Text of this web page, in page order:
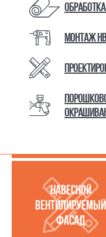
Монтаж
КАТАЛОГ
УСЛУГИ ПО
ЛИСТОВОЙ
НАВЕСНОЙ
ВЕНТИЛИРУЕМЫЙ
ФАСАД